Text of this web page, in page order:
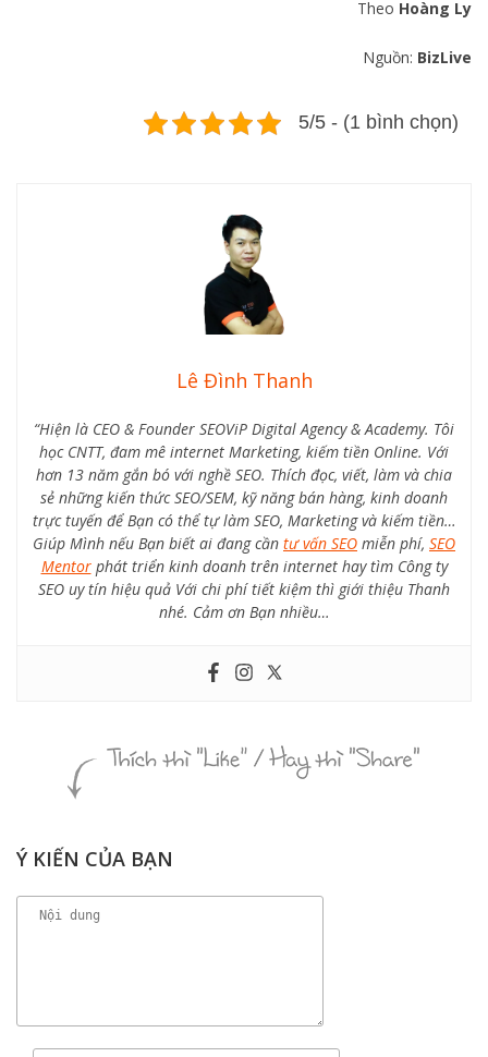
Theo Hoàng Ly
Nguồn: BizLive
5/5 - (1 bình chọn)
Lê Đình Thanh
“Hiện là CEO & Founder SEOViP Digital Agency & Academy. Tôi
học CNTT, đam mê internet Marketing, kiếm tiền Online. Với
hơn 13 năm gắn bó với nghề SEO. Thích đọc, viết, làm và chia
sẻ những kiến thức SEO/SEM, kỹ năng bán hàng, kinh doanh
trực tuyến để Bạn có thể tự làm SEO, Marketing và kiếm tiền…
Giúp Mình nếu Bạn biết ai đang cần tư vấn SEO miễn phí, SEO
Mentorphát triển kinh doanh trên internet hay tìm Công ty
SEO uy tín hiệu quả Với chi phí tiết kiệm thì giới thiệu Thanh
nhé. Cảm ơn Bạn nhiều…
Ý KIẾN CỦA BẠN